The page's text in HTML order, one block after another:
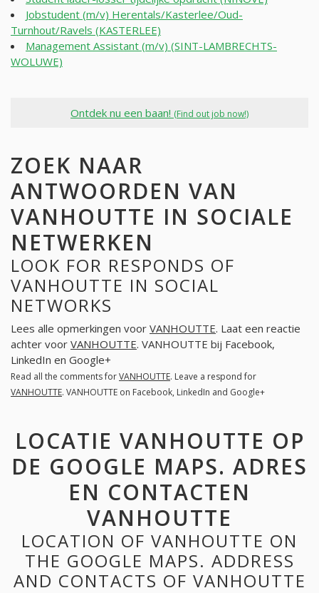
Jobstudent (m/v) Herentals/Kasterlee/Oud-
Turnhout/Ravels (KASTERLEE)
Management Assistant (m/v) (SINT-LAMBRECHTS-
WOLUWE)
Ontdek nu een baan! (Find out job now!)
ZOEK NAAR
ANTWOORDEN VAN
VANHOUTTE IN SOCIALE
NETWERKEN
LOOK FOR RESPONDS OF
VANHOUTTE IN SOCIAL
NETWORKS
Lees alle opmerkingen voor VANHOUTTE. Laat een reactie
achter voor VANHOUTTE. VANHOUTTE bij Facebook,
LinkedIn en Google+
Read all the comments forVANHOUTTE. Leave a respond for
VANHOUTTE. VANHOUTTE on Facebook, LinkedIn and Google+
LOCATIE VANHOUTTE OP
DE GOOGLE MAPS. ADRES
EN CONTACTEN
VANHOUTTE
LOCATION OF VANHOUTTE ON
THE GOOGLE MAPS. ADDRESS
AND CONTACTS OF VANHOUTTE